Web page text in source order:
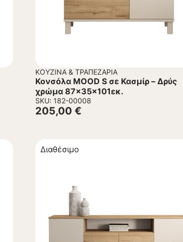
ΚΟΥΖΊΝΑ & ΤΡΑΠΕΖΑΡΊΑ
Κονσόλα MOOD S σε Κασμίρ – Δρύς
χρώμα 87x35x101εκ.
SKU: 182-00008
205,00 €
Διαθέσιμο